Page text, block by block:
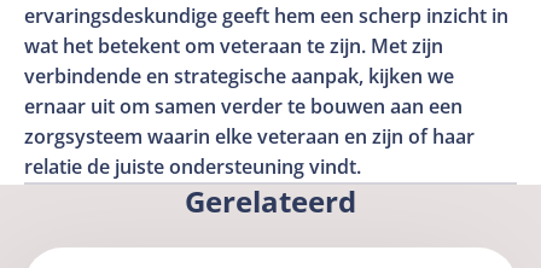
ervaringsdeskundige geeft hem een scherp inzicht in
wat het betekent om veteraan te zijn. Met zijn
verbindende en strategische aanpak, kijken we
ernaar uit om samen verder te bouwen aan een
zorgsysteem waarin elke veteraan en zijn of haar
relatie de juiste ondersteuning vindt.
Gerelateerd